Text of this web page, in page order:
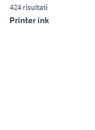
424 risultati
Printer ink